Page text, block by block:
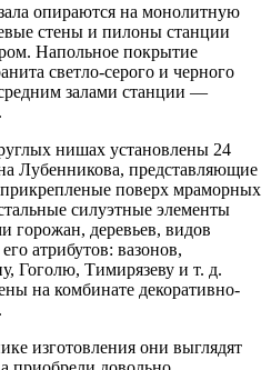
опираются на монолитную
стены и пилоны станции
Напольное покрытие
светло-серого и черного
залами станции —
нишах установлены 24
Лубенникова, представляющие
поверх мраморных
силуэтные элементы
горожан, деревьев, видов
атрибутов: вазонов,
Гоголю, Тимирязеву и т. д.
на комбинате декоративно-
изготовления они выглядят